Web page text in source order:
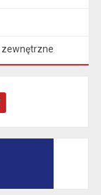
zewnętrzne